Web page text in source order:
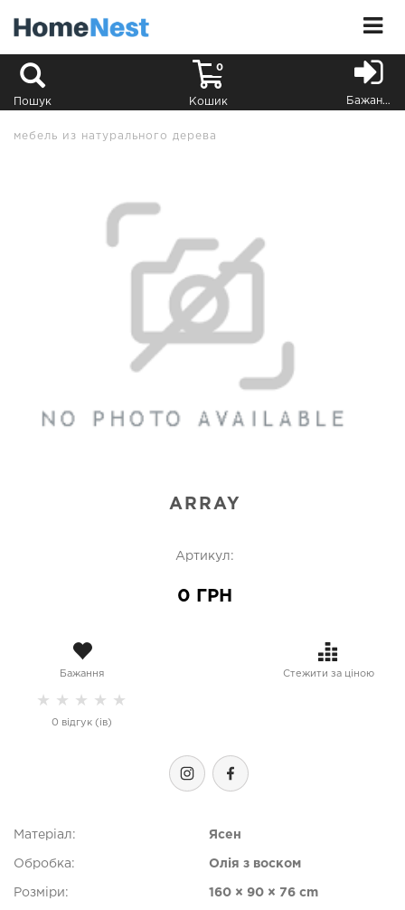
Пошук
0
Кошик Бажання
мебель из натурального дерева
ARRAY
Артикул:
0 ГРН
Бажання Стежити за ціною
★ ★ ★ ★ ★
0 відгук (ів)
Матеріал: Ясен
Обробка: Олія з воском
Розміри: 160 × 90 × 76 cm